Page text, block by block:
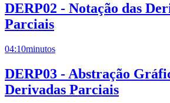
DERP02 - Notação das
Parciais
04:10minutos
DERP03 - Abstração
Derivadas Parciais